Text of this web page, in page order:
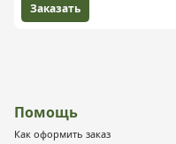
Заказать
Помощь
Как оформить заказ